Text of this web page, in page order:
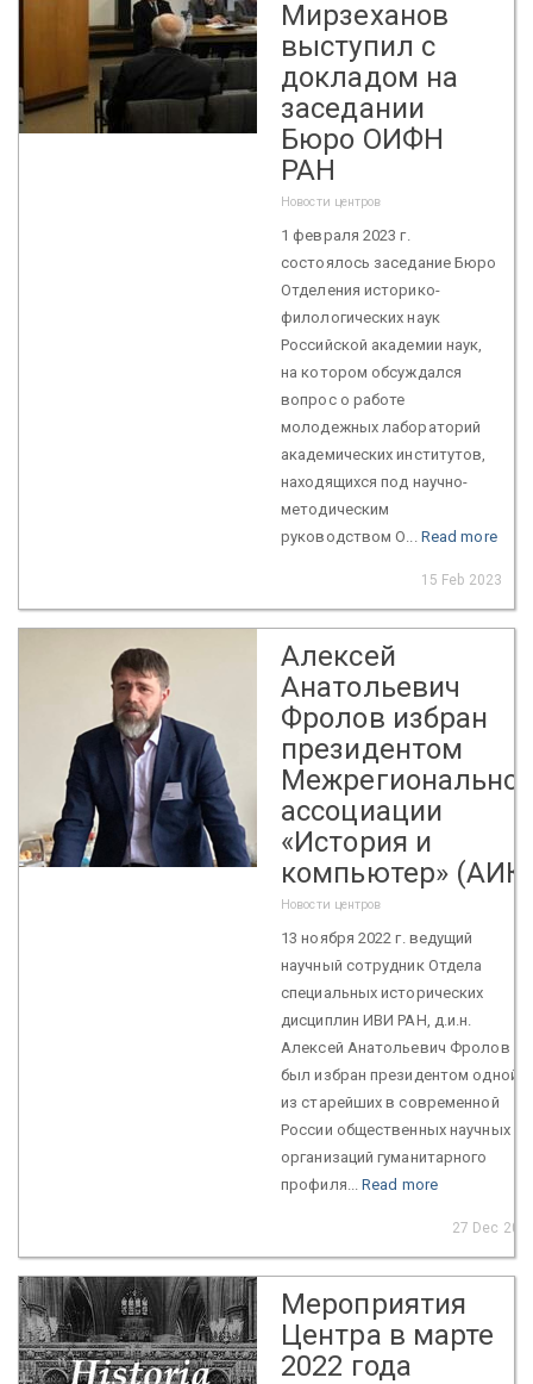
Мирзеханов
выступил с
докладом на
заседании
Бюро ОИФН
РАН
Новости центров
1 февраля 2023 г.
состоялось заседание Бюро
Отделения историко-
филологических наук
Российской академии наук,
на котором обсуждался
вопрос о работе
молодежных лабораторий
академических институтов,
находящихся под научно-
методическим
руководством О... Read more
15 Feb 2023
Алексей
Анатольевич
Фролов избран
президентом
ассоциации
«История и
компьютер» (АИК)
Новости центров
13 ноября 2022 г. ведущий
научный сотрудник Отдела
специальных исторических
дисциплин ИВИ РАН, д.и.н.
Алексей Анатольевич Фролов
был избран президентом одной
из старейших в современной
России общественных научных
организаций гуманитарного
профиля...Read more
27 Dec
Мероприятия
Центра в марте
2022 года